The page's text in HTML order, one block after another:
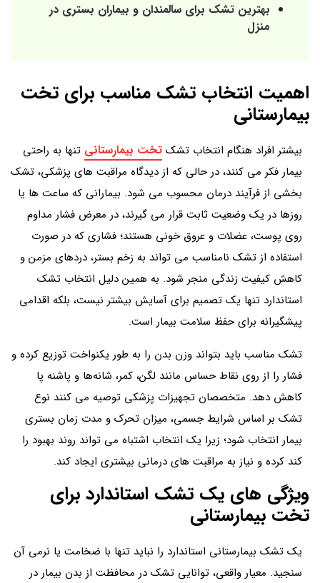
بهترین تشک برای سالمندان و بیماران بستری در
منزل
اهمیت انتخاب تشک مناسب برای تخت
بیمارستانی
بیشتر افراد هنگام انتخاب تشک تخت بیمارستانی تنها به راحتی
بیمار فکر می کنند، در حالی که از دیدگاه مراقبت های پزشکی، تشک
بخشی از فرآیند درمان محسوب می شود. بیمارانی که ساعت ها یا
روزها در یک وضعیت ثابت قرار می گیرند، در معرض فشار مداوم
روی پوست، عضلات و عروق خونی هستند؛ فشاری که در صورت
استفاده از تشک نامناسب می تواند به زخم بستر، دردهای مزمن و
کاهش کیفیت زندگی منجر شود. به همین دلیل انتخاب تشک
استاندارد تنها یک تصمیم برای آسایش بیشتر نیست، بلکه اقدامی
پیشگیرانه برای حفظ سلامت بیمار است.
تشک مناسب باید بتواند وزن بدن را به طور یکنواخت توزیع کرده و
فشار را از روی نقاط حساس مانند لگن، کمر، شانه‌ها و پاشنه پا
کاهش دهد. متخصصان تجهیزات پزشکی توصیه می کنند نوع
تشک بر اساس شرایط جسمی، میزان تحرک و مدت زمان بستری
بیمار انتخاب شود؛ زیرا یک انتخاب اشتباه می تواند روند بهبود را
کند کرده و نیاز به مراقبت های درمانی بیشتری ایجاد کند.
ویژگی های یک تشک استاندارد برای
تخت بیمارستانی
یک تشک بیمارستانی استاندارد را نباید تنها با ضخامت یا نرمی آن
سنجید. معیار واقعی، توانایی تشک در محافظت از بدن بیمار در